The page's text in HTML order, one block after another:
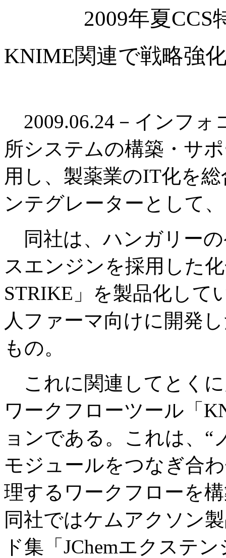
2009年夏
KNIME関連で戦略強
2009.06.24－インフォ
所システムの構築・サ
用し、製薬業のIT化を
ンテグレーターとして
同社は、ハンガリー
スエンジンを採用した
STRIKE」を製品化して
人ファーマ向けに開発
もの。
これに関連してとく
ワークフローツール「
ョンである。これは、“
モジュールをつなぎ合
理するワークフローを
同社ではケムアクソン
ド集「JChemエクステ